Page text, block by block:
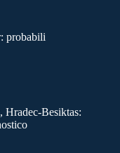
probabili
Hradec-Besiktas: